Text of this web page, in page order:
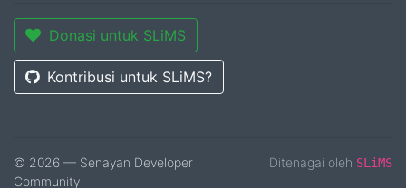
Donasi untuk SLiMS
Kontribusi untuk SLiMS?
© 2026 — Senayan Developer
Community
Ditenagai oleh SLiMS